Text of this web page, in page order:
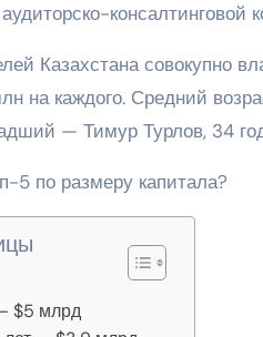
Казахстана совокупно
на каждого. Средний
— Тимур Турлов, 34
5 по размеру капитала?
$5 млрд